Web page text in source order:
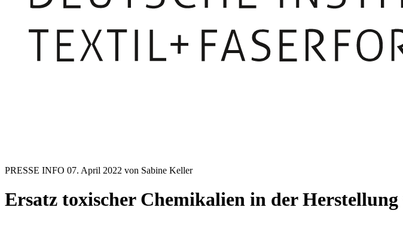
PRESSE INFO 07. April 2022 von Sabine Keller
Ersatz toxischer Chemikalien in der